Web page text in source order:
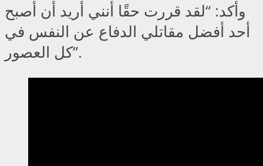
وأكد: “لقد قررت حقًا أنني أريد أن أصبح
أحد أفضل مقاتلي الدفاع عن النفس في
كل العصور”.